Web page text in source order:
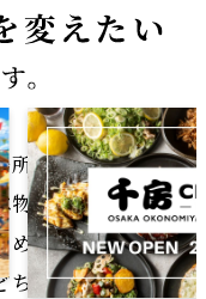
所・シーンで
です。
めに、
ちらでも